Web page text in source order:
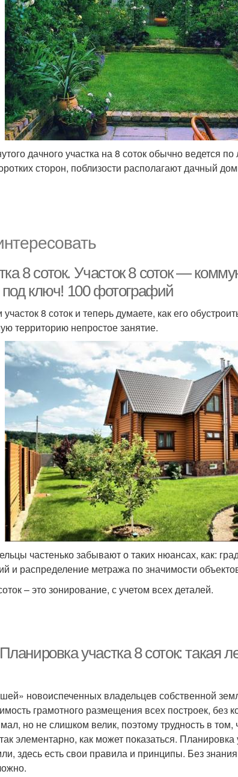
дачного участка на 8 соток обычно ведется
сторон, поблизости располагают дачный
8 соток. Участок 8 соток —
под ключ! 100 фотографий
8 соток и теперь думаете, как его
территорию непростое занятие.
частенько забывают о таких нюансах, как:
и распределение метража по значимости
– это зонирование, с учетом всех деталей.
участка 8 соток: такая
новоиспеченных владельцев собственной
грамотного размещения всех построек, без
но не слишком велик, поэтому трудность в том,
элементарно, как может показаться.
здесь есть свои правила и принципы. Без